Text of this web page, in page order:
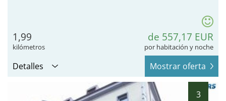
1,99
kilómetros
de 557,17 EUR
por habitación y noche
Detalles Mostrar oferta
3